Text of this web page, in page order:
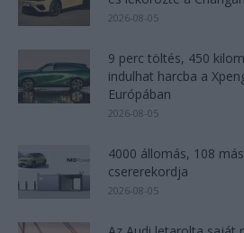
2026-08-05
9 perc töltés, 450
indulhat harcba a
Európában
2026-08-05
4000 állomás, 108
csererekordja
2026-08-05